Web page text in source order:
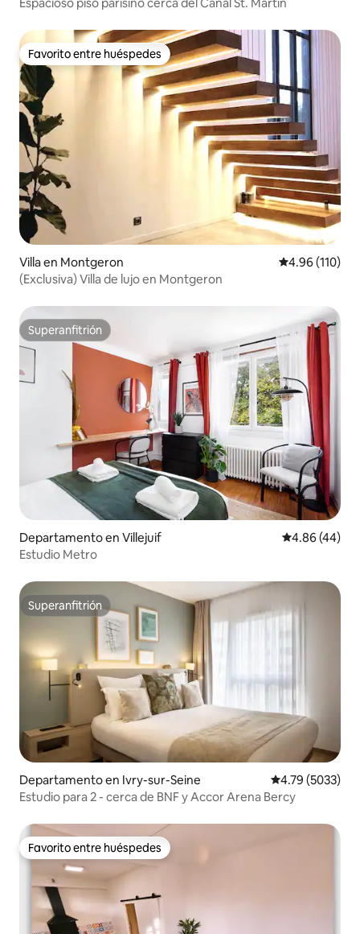
Favorito entre huéspedes
Favorito entre huéspedes
Villa en Montgeron Calificación
4.96 (110)
(Exclusiva) Villa de lujo en Montgeron
Superanfitrión
Superanfitrión
Departamento en Villejuif Calificación
4.86 (44)
Estudio Metro
Superanfitrión
Superanfitrión
Departamento en Ivry-sur-Seine Calificación
4.79 (5033)
Estudio para 2 - cerca de BNF y Accor Arena Bercy
Favorito entre huéspedes
Favorito entre huéspedes